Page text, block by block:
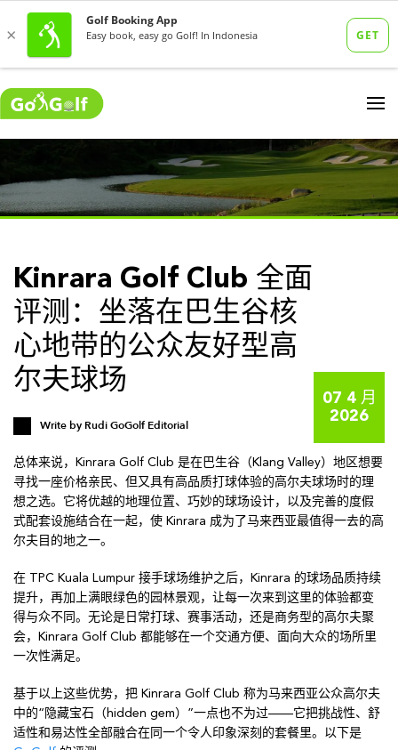
Kinrara Golf Club 全面
评测：坐落在巴生谷核
心地带的公众友好型高
尔夫球场
07 4 月
2026
Write by Rudi GoGolf Editorial
总体来说，Kinrara Golf Club 是在巴生谷（Klang Valley）地区想要
寻找一座价格亲民、但又具有高品质打球体验的高尔夫球场时的理
想之选。它将优越的地理位置、巧妙的球场设计，以及完善的度假
式配套设施结合在一起，使 Kinrara 成为了马来西亚最值得一去的高
尔夫目的地之一。
在 TPC Kuala Lumpur 接手球场维护之后，Kinrara 的球场品质持续
提升，再加上满眼绿色的园林景观，让每一次来到这里的体验都变
得与众不同。无论是日常打球、赛事活动，还是商务型的高尔夫聚
会，Kinrara Golf Club 都能够在一个交通方便、面向大众的场所里
一次性满足。
基于以上这些优势，把 Kinrara Golf Club 称为马来西亚公众高尔夫
中的“隐藏宝石（hidden gem）”一点也不为过——它把挑战性、舒
适性和易达性全部融合在同一个令人印象深刻的套餐里。以下是